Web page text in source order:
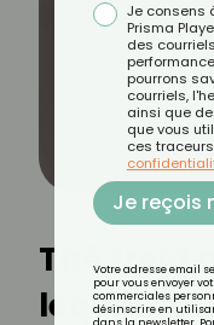
Thé froid
lequel est
Je consens
Prisma
des
pourrons
courriels,
ainsi que
que vous
ces
Je reçois
Votre adresse email
pour vous envoyer
commerciales
désinscrire en